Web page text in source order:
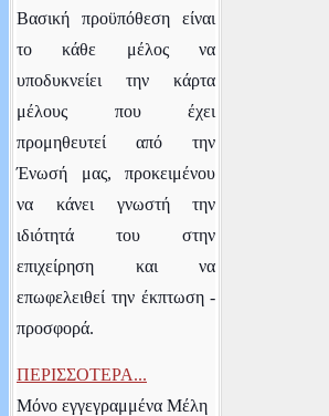
Βασική προϋπόθεση είναι
το κάθε μέλος να
υποδυκνείει την κάρτα
μέλους που έχει
προμηθευτεί από την
Ένωσή μας, προκειμένου
να κάνει γνωστή την
ιδιότητά του στην
επιχείρηση και να
επωφελειθεί την έκπτωση -
προσφορά.
ΠΕΡΙΣΣΟΤΕΡΑ...
Μόνο εγγεγραμμένα Μέλη